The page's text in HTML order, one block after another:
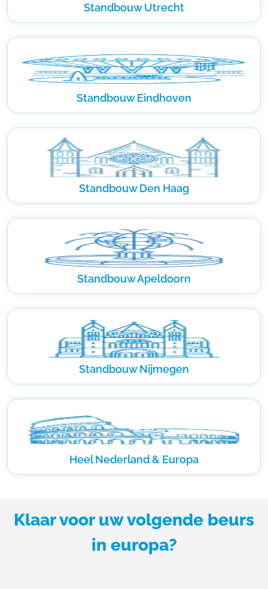
Standbouw Utrecht
Standbouw Eindhoven
Standbouw Den Haag
Standbouw Apeldoorn
Standbouw Nijmegen
Heel Nederland & Europa
Klaar voor uw volgende beurs
in europa?